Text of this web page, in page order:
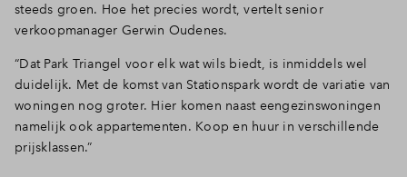
steeds groen. Hoe het precies wordt, vertelt senior
verkoopmanager Gerwin Oudenes.
“Dat Park Triangel voor elk wat wils biedt, is inmiddels wel
duidelijk. Met de komst van Stationspark wordt de variatie van
woningen nog groter. Hier komen naast eengezinswoningen
namelijk ook appartementen. Koop en huur in verschillende
prijsklassen.”